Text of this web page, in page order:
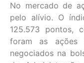
No mercado de
pelo alívio. O
125.573 pontos,
foram as ações
negociados na